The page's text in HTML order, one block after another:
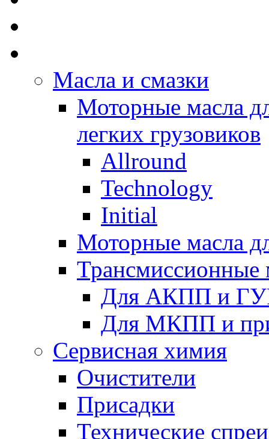
Масла и смазки
Моторные масла
легких грузовиков
Allround
Technology
Initial
Моторные масла
Трансмиссионные
Для АКПП и
Для МКПП и
Сервисная химия
Очистители
Присадки
Технические спреи